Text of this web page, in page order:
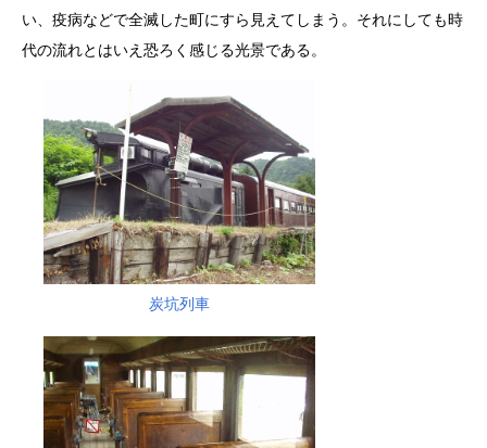
い、疫病などで全滅した町にすら見えてしまう。それにしても時
代の流れとはいえ恐ろく感じる光景である。
炭坑列車